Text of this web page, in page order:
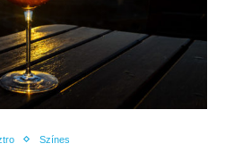
Színes